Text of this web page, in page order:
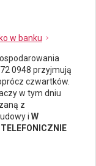
w banku
0948 przyjmują
czwartków.
w tym dniu
z
i W